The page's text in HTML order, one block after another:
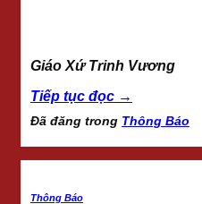
Giáo Xứ Trinh Vương
Tiếp tục đọc →
Đã đăng trong Thông Báo
Thông Báo